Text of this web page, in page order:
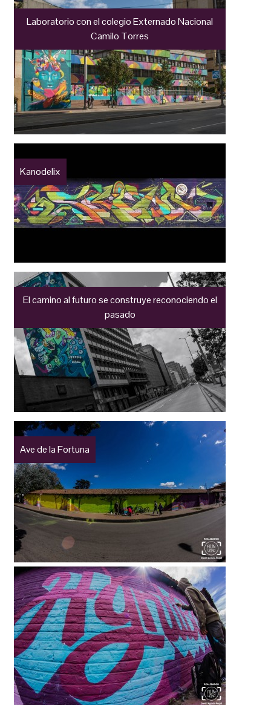
Laboratorio con el colegio Externado Nacional
Camilo Torres
Kanodelix
El camino al futuro se construye reconociendo el
pasado
Ave de la Fortuna